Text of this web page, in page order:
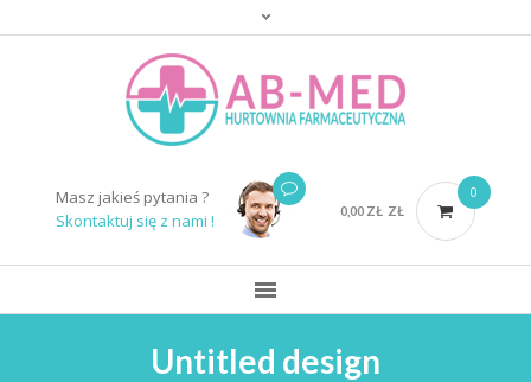
Masz jakieś pytania ?
Skontaktuj się z nami !
0,00 ZŁ ZŁ
0
Untitled design